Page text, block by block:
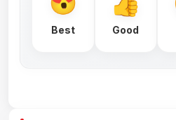
Best Good